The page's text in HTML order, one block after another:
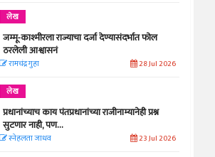
लेख
जम्मू-काश्मीरला राज्याचा दर्जा देण्यासंदर्भात फोल
ठरलेली आश्वासनं
रामचंद्र गुहा 28 Jul 2026
लेख
प्रधानांच्याच काय पंतप्रधानांच्या राजीनाम्यानेही प्रश्न
सुटणार नाही, पण...
स्नेहलता जाधव 23 Jul 2026